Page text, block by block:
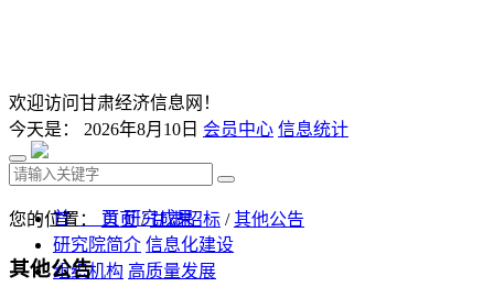
欢迎访问甘肃经济信息网！
今天是： 2026年8月10日 会员中心 信息统计
首 页 研究成果
研究院简介 信息化建设
组织机构 高质量发展
您的位置： 首页/甘肃招标 /其他公告
其他公告